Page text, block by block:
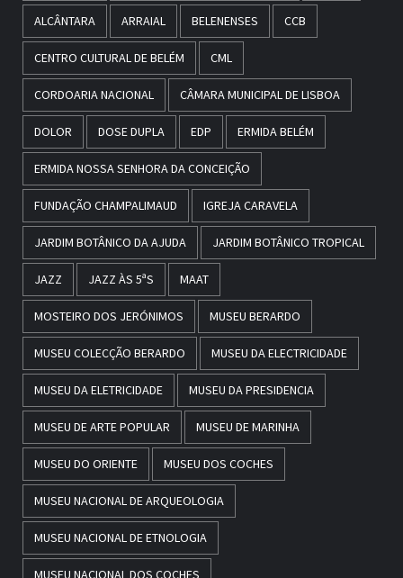
ALCÂNTARA ARRAIAL BELENENSES CCB
CENTRO CULTURAL DE BELÉM CML
CORDOARIA NACIONAL CÂMARA MUNICIPAL DE LISBOA
DOLOR DOSE DUPLA EDP ERMIDA BELÉM
ERMIDA NOSSA SENHORA DA CONCEIÇÃO
FUNDAÇÃO CHAMPALIMAUD IGREJA CARAVELA
JARDIM BOTÂNICO DA AJUDA JARDIM BOTÂNICO TROPICAL
JAZZ JAZZ ÀS 5ªS MAAT
MOSTEIRO DOS JERÓNIMOS MUSEU BERARDO
MUSEU COLECÇÃO BERARDO MUSEU DA ELECTRICIDADE
MUSEU DA ELETRICIDADE MUSEU DA PRESIDENCIA
MUSEU DE ARTE POPULAR MUSEU DE MARINHA
MUSEU DO ORIENTE MUSEU DOS COCHES
MUSEU NACIONAL DE ARQUEOLOGIA
MUSEU NACIONAL DE ETNOLOGIA
MUSEU NACIONAL DOS COCHES